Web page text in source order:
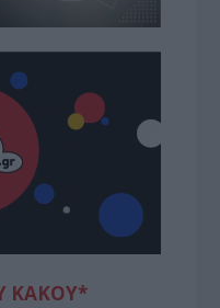
ΚΑΚΟΎ*